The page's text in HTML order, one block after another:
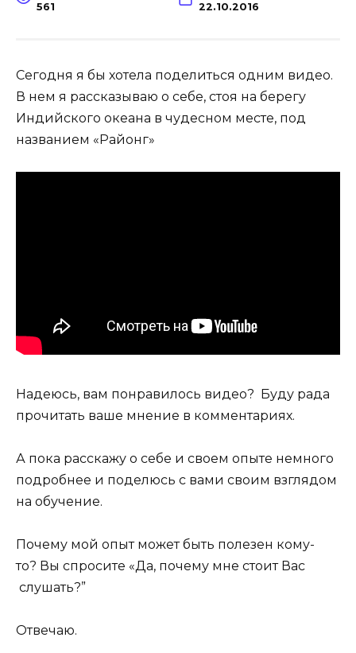
561 22.10.2016
Cегодня я бы хотела поделиться одним видео.
В нем я рассказываю о себе, стоя на берегу
Индийского океана в чудесном месте, под
названием «Районг»
Надеюсь, вам понравилось видео? Буду рада
прочитать ваше мнение в комментариях.
А пока расскажу о себе и своем опыте немного
подробнее и поделюсь с вами своим взглядом
на обучение.
Почему мой опыт может быть полезен кому-
то? Вы спросите «Да, почему мне стоит Вас
слушать?”
Отвечаю.